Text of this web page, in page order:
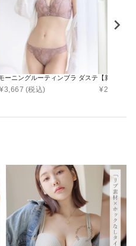
深V型/U型/汗取りパッド付き 選べる3タイ
ーニングルーティンブラ ダスティフルール
¥3,667 (税込)
【新色追加
¥2,790